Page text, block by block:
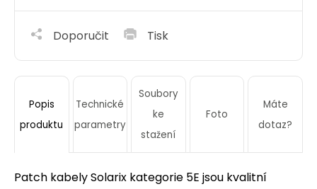
Doporučit Tisk
Popis
produktu
Technické
parametry
Soubory
ke
stažení
Foto
Máte
dotaz?
Patch kabely Solarix kategorie 5E jsou kvalitní